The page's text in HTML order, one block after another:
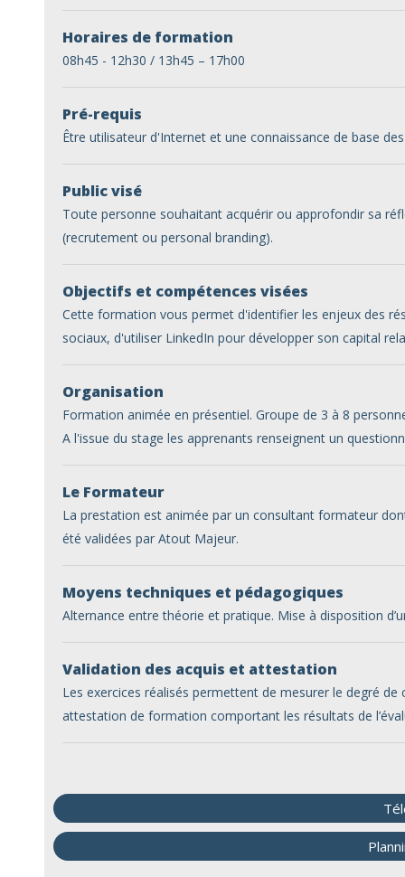
Horaires de formation
08h45 - 12h30 / 13h45 – 17h00
Pré-requis
Être utilisateur d'Internet et une connaissance de base
Public visé
Toute personne souhaitant acquérir ou approfondir sa
(recrutement ou personal branding).
Objectifs et compétences visées
Cette formation vous permet d'identifier les enjeux des
sociaux, d'utiliser LinkedIn pour développer son capital
Organisation
Formation animée en présentiel. Groupe de 3 à 8
A l'issue du stage les apprenants renseignent un
Le Formateur
La prestation est animée par un consultant formateur
été validées par Atout Majeur.
Moyens techniques et pédagogiques
Alternance entre théorie et pratique. Mise à disposition
Validation des acquis et attestation
Les exercices réalisés permettent de mesurer le degré
attestation de formation comportant les résultats de